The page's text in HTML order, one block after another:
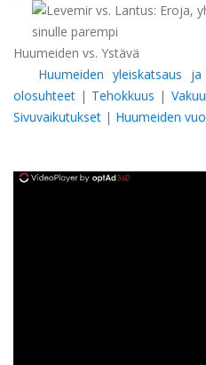
Huumeiden vs. Ystävä
Huumeiden yleiskatsaus
olosuhteet | Tehokkuus |
Sivuvaikutukset | Huumeiden